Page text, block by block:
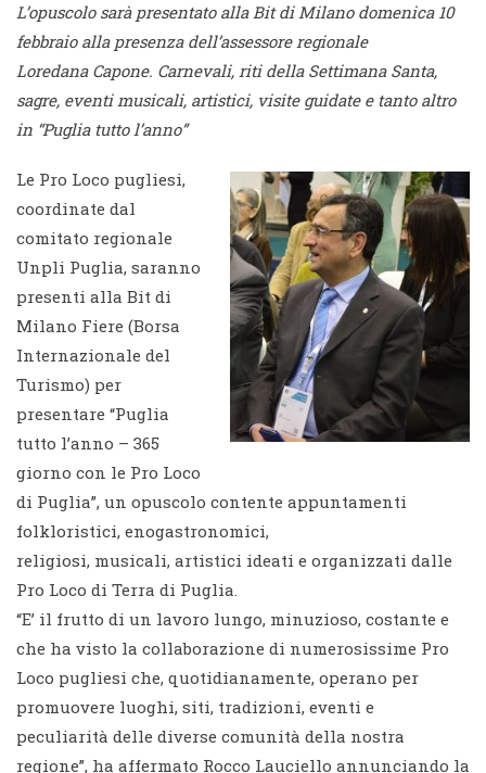
L’opuscolo sarà presentato alla Bit di Milano domenica 10
febbraio alla presenza dell’assessore regionale
Loredana Capone. Carnevali, riti della Settimana Santa,
sagre, eventi musicali, artistici, visite guidate e tanto altro
in “Puglia tutto l’anno”
Le Pro Loco pugliesi,
coordinate dal
comitato regionale
Unpli Puglia, saranno
presenti alla Bit di
Milano Fiere (Borsa
Internazionale del
Turismo) per
presentare “Puglia
tutto l’anno – 365
giorno con le Pro Loco
di Puglia”, un opuscolo contente appuntamenti
folkloristici, enogastronomici,
religiosi, musicali, artistici ideati e organizzati dalle
Pro Loco di Terra di Puglia.
“E’ il frutto di un lavoro lungo, minuzioso, costante e
che ha visto la collaborazione di numerosissime Pro
Loco pugliesi che, quotidianamente, operano per
promuovere luoghi, siti, tradizioni, eventi e
peculiarità delle diverse comunità della nostra
regione”, ha affermato Rocco Lauciello annunciando la